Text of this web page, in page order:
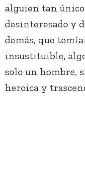
alguien tan
desinteresado y
demás, que
insustituible,
solo un hombre,
heroica y